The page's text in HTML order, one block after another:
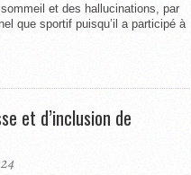
et des hallucinations, par
que sportif puisqu’il a participé à
et d’inclusion de